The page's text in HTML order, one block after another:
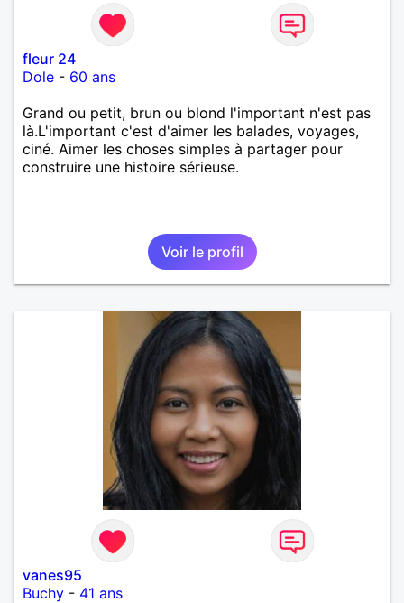
fleur 24
Dole - 60 ans
Grand ou petit, brun ou blond l'important n'est pas
là.L'important c'est d'aimer les balades, voyages,
ciné. Aimer les choses simples à partager pour
construire une histoire sérieuse.
Voir le profil
vanes95
Buchy - 41 ans